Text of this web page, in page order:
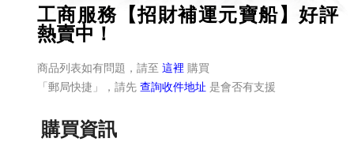
工商服務【招財補運元寶船】好評
熱賣中！
商品列表如有問題，請至 這裡 購買
「郵局快捷」，請先 查詢收件地址 是會否有支援
購買資訊